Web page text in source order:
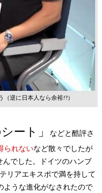
逆に日本人なら余裕!?）
ート」
などと酷評さ
られないなど散々でしたが
でした。ドイツのハンブ
リアエキスポで満を持して
ような進化がなされたので